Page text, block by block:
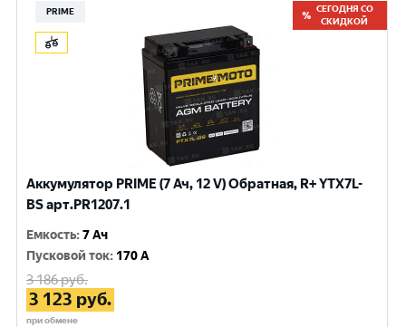
PRIME
СЕГОДНЯ СО
СКИДКОЙ
Аккумулятор PRIME (7 Ач, 12 V) Обратная, R+ YTX7L-
BS арт.PR1207.1
Емкость:7 Ач
Пусковой ток: 170 A
3 186руб.
3 123 руб.
при обмене